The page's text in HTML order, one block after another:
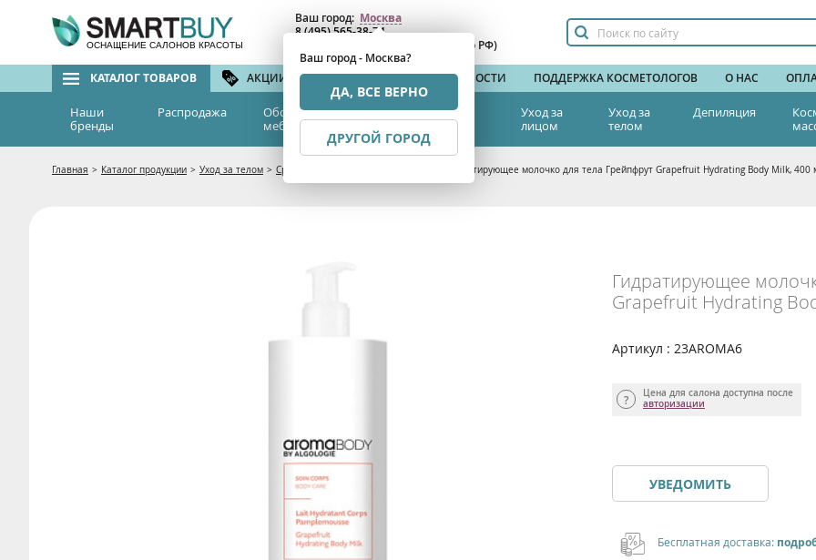
ОСНАЩЕНИЕ САЛОНОВ КРАСОТЫ
Ваш город: Москва
Ваш город - Москва?
ДА, ВСЕ ВЕРНО
ДРУГОЙ ГОРОД
8 (495) 565-38-74
(бесплатный по РФ)
КАТАЛОГ ТОВАРОВ АКЦИИ И СКИДКИ БРЕНДЫ НОВОСТИ ПОДДЕРЖКА КОСМЕТОЛОГОВ О НАС
Наши
бренды
Распродажа
Оборудование и
мебель
Эстетическая
медицина
Уход за
лицом
Уход за
телом
Депиляция
Главная > Каталог продукции > Уход за телом > Средства от растяжек и дряблости Гидратирующее молочко для тела Грейпфрут Grapefruit Hydrating Body Milk, 400
Гидратирующее
Grapefruit Hydrating
Артикул : 23AROMA6
Цена для салона доступна после
авторизации
УВЕДОМИТЬ
Бесплатная доставка: